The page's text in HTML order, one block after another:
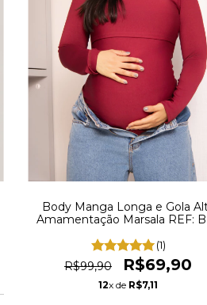
Body Manga Longa e Gola
Amamentação Marsala REF:
(1)
R$99,90 R$69,90
12x de R$7,11